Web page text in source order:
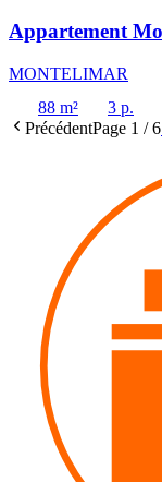
Appartement
MONTELIMAR
88 m²
3 p.
PrécédentPage 1 /6